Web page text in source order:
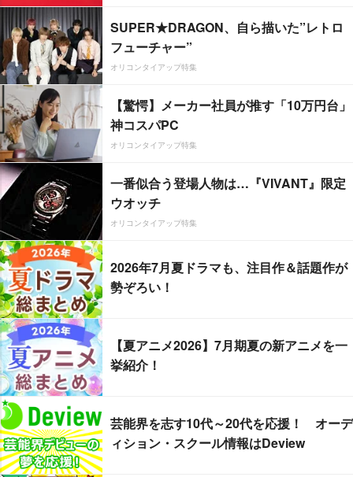
SUPER★DRAGON、自ら描いた”レトロ
フューチャー”
オリコンタイアップ特集
【驚愕】メーカー社員が推す「10万円台」
神コスパPC
オリコンタイアップ特集
一番似合う登場人物は…『VIVANT』限定
ウオッチ
オリコンタイアップ特集
2026年7月夏ドラマも、注目作＆話題作が
勢ぞろい！
【夏アニメ2026】7月期夏の新アニメを一
挙紹介！
芸能界を志す10代～20代を応援！ オーデ
ィション・スクール情報はDeview